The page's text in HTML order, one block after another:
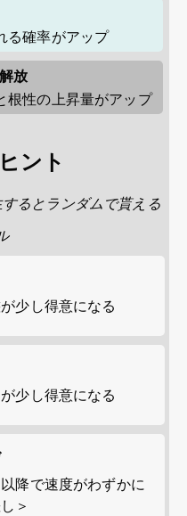
る確率がアップ
放
根性の上昇量がアップ
ント
るとランダムで貰える
少し得意になる
少し得意になる
降で速度がわずかに
＞